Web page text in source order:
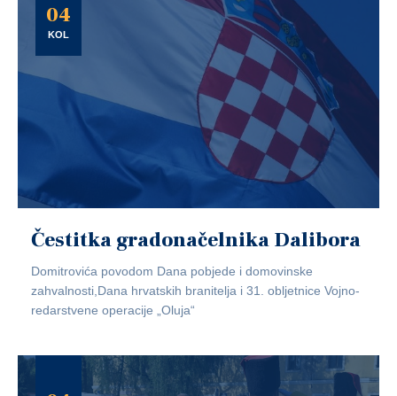
04
KOL
Čestitka gradonačelnika Dalibora
Domitrovića povodom Dana pobjede i domovinske
zahvalnosti,Dana hrvatskih branitelja i 31. obljetnice Vojno-
redarstvene operacije „Oluja“